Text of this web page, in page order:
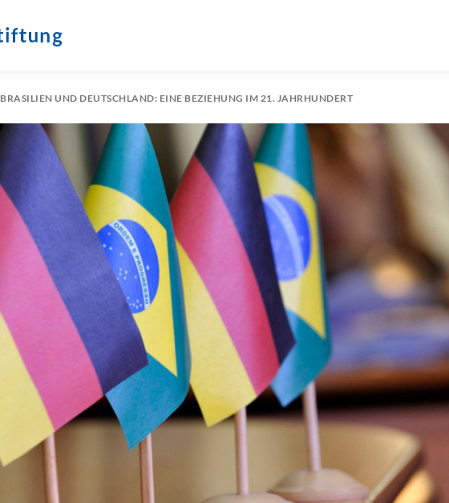
BRASILIEN UND DEUTSCHLAND: EINE BEZIEHUNG IM 21. JAHRHUNDERT